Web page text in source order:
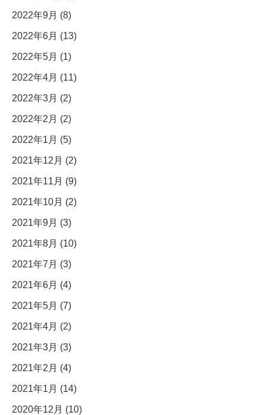
2022年9月 (8)
2022年6月 (13)
2022年5月 (1)
2022年4月 (11)
2022年3月 (2)
2022年2月 (2)
2022年1月 (5)
2021年12月 (2)
2021年11月 (9)
2021年10月 (2)
2021年9月 (3)
2021年8月 (10)
2021年7月 (3)
2021年6月 (4)
2021年5月 (7)
2021年4月 (2)
2021年3月 (3)
2021年2月 (4)
2021年1月 (14)
2020年12月 (10)